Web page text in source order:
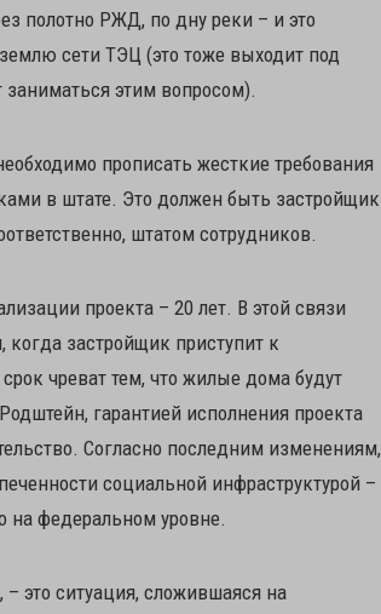
полотно РЖД, по дну реки – и это
сети ТЭЦ (это тоже выходит под
заниматься этим вопросом).
прописать жесткие требования
в штате. Это должен быть застройщик
штатом сотрудников.
проекта – 20 лет. В этой связи
когда застройщик приступит к
чреват тем, что жилые дома будут
гарантией исполнения проекта
Согласно последним изменениям,
социальной инфраструктурой –
на федеральном уровне.
это ситуация, сложившаяся на